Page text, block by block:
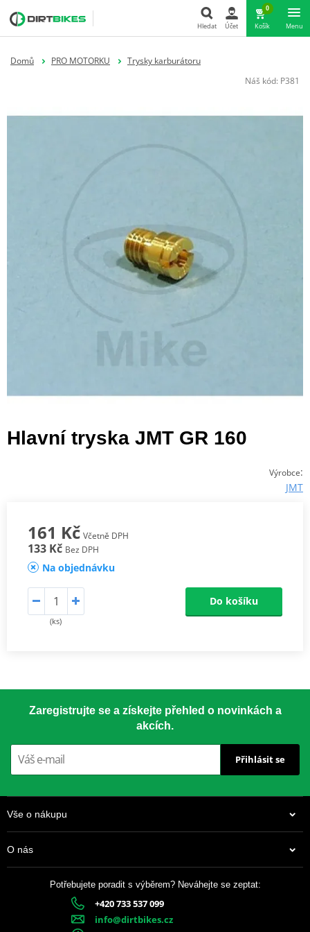
Hledat Účet
0
Košík Menu
Domů PRO MOTORKU
Trysky karburátoru
Náš kód: P381
Hlavní tryska JMT GR 160
Výrobce:
JMT
161 Kč Včetně DPH
133 Kč Bez DPH
Na objednávku
(ks)
Do košíku
Zaregistrujte se a získejte přehled o novinkách a
akcích.
Přihlásit se
Vše o nákupu
O nás
Potřebujete poradit s výběrem? Neváhejte se zeptat:
+420 733 537 099
info@dirtbikes.cz